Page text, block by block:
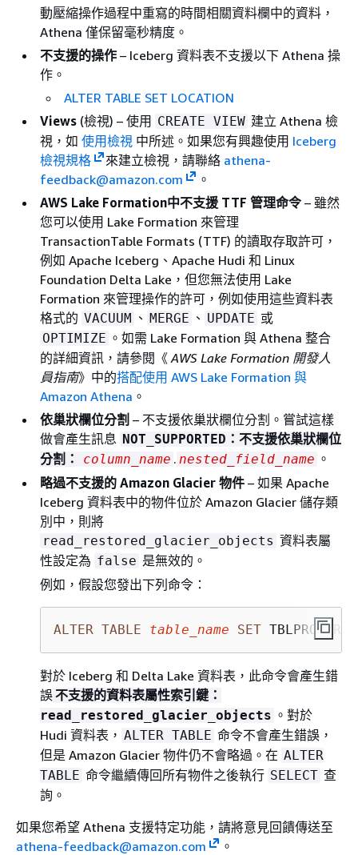
動壓縮操作過程中重寫的時間相關資料欄中的資料，
Athena 僅保留毫秒精度。
不支援的操作 – Iceberg 資料表不支援以下 Athena 操
作。
ALTER TABLE SET LOCATION
Views (檢視) – 使用 CREATE VIEW 建立 Athena 檢
視，如 使用檢視 中所述。如果您有興趣使用 Iceberg
檢視規格
來建立檢視，請聯絡 athena-
feedback@amazon.com
。
AWS Lake Formation中不支援 TTF 管理命令 – 雖然
您可以使用 Lake Formation 來管理
TransactionTable Formats (TTF) 的讀取存取許可，
例如 Apache Iceberg、Apache Hudi 和 Linux
Foundation Delta Lake，但您無法使用 Lake
Formation 來管理操作的許可，例如使用這些資料表
格式的 VACUUM 、 MERGE 、 UPDATE 或
OPTIMIZE 。如需 Lake Formation 與 Athena 整合
的詳細資訊，請參閱《 AWS Lake Formation 開發人
員指南》中的搭配使用 AWS Lake Formation 與
Amazon Athena 。
依巢狀欄位分割 – 不支援依巢狀欄位分割。嘗試這樣
做會產生訊息 NOT_SUPPORTED：不支援依巢狀欄位
分割：
column_name . nested_field_name 。
略過不支援的 Amazon Glacier 物件 – 如果 Apache
Iceberg 資料表中的物件位於 Amazon Glacier 儲存類
別中，則將
read_restored_glacier_objects 資料表屬
性設定為 false 是無效的。
例如，假設您發出下列命令：
ALTER TABLE table_name SET
對於 Iceberg 和 Delta Lake 資料表，此命令會產生錯
誤不支援的資料表屬性索引鍵：
read_restored_glacier_objects 。對於
Hudi 資料表， ALTER TABLE 命令不會產生錯誤，
但是 Amazon Glacier 物件仍不會略過。在 ALTER
TABLE 命令繼續傳回所有物件之後執行 SELECT 查
詢。
如果您希望 Athena 支援特定功能，請將意見回饋傳送至
athena-feedback@amazon.com
。